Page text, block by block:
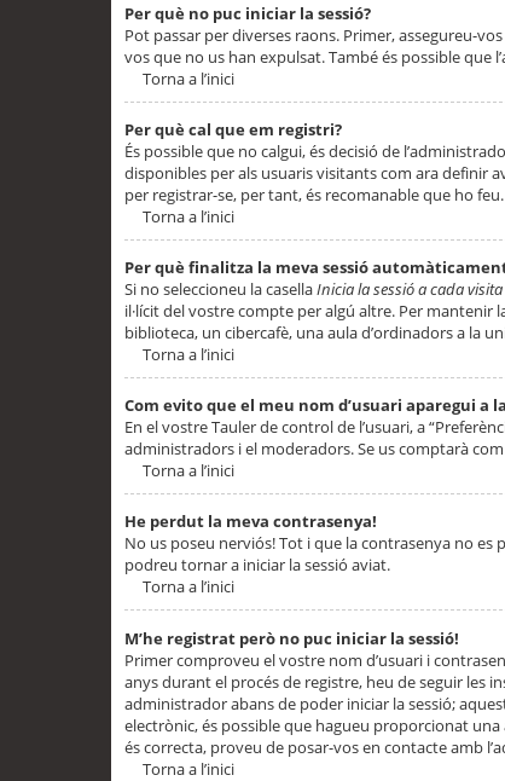
Per què no puc iniciar la sessió?
Pot passar per diverses raons. Primer, assegureu-
vos que no us han expulsat. També és possible que
Torna a l’inici
Per què cal que em registri?
És possible que no calgui, és decisió de
disponibles per als usuaris visitants com ara definir
per registrar-se, per tant, és recomanable que ho feu.
Torna a l’inici
Per què finalitza la meva sessió
Si no seleccioneu la casellaInicia la sessió a cada
il·lícit del vostre compte per algú altre. Per mantenir
biblioteca, un cibercafè, una aula d’ordinadors a la
Torna a l’inici
Com evito que el meu nom d’usuari aparegui a
En el vostre Tauler de control de l’usuari, a
administradors i el moderadors. Se us comptarà
Torna a l’inici
He perdut la meva contrasenya!
No us poseu nerviós! Tot i que la contrasenya no es
podreu tornar a iniciar la sessió aviat.
Torna a l’inici
M’he registrat però no puc iniciar la sessió!
Primer comproveu el vostre nom d’usuari i
anys durant el procés de registre, heu de seguir les
administrador abans de poder iniciar la sessió;
electrònic, és possible que hagueu proporcionat
és correcta, proveu de posar-vos en contacte amb
Torna a l’inici